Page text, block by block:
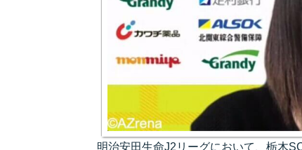
明治安田生命J2リーグにおいて、栃木